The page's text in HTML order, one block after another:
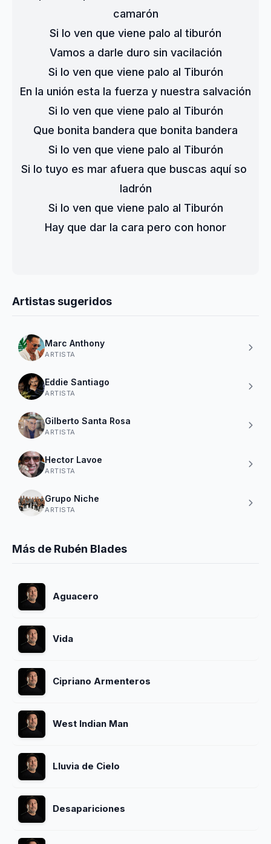
camarón
Si lo ven que viene palo al tiburón
Vamos a darle duro sin vacilación
Si lo ven que viene palo al Tiburón
En la unión esta la fuerza y nuestra salvación
Si lo ven que viene palo al Tiburón
Que bonita bandera que bonita bandera
Si lo ven que viene palo al Tiburón
Si lo tuyo es mar afuera que buscas aquí so
ladrón
Si lo ven que viene palo al Tiburón
Hay que dar la cara pero con honor
Artistas sugeridos
Marc Anthony
ARTISTA
Eddie Santiago
ARTISTA
Gilberto Santa Rosa
ARTISTA
Hector Lavoe
ARTISTA
Grupo Niche
ARTISTA
Más de Rubén Blades
Aguacero
Vida
Cipriano Armenteros
West Indian Man
Lluvia de Cielo
Desapariciones